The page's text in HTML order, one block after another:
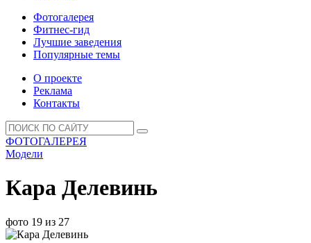
Фотогалерея
Фитнес-гид
Лучшие заведения
Популярные темы
О проекте
Реклама
Контакты
ФОТОГАЛЕРЕЯ
Модели
Кара Делевинь
фото 19 из 27